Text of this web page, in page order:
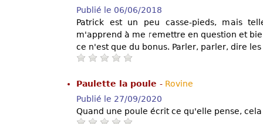
Publié le 06/06/2018
Patrick est un peu casse-pieds, mais
m'apprend à me remettre en question et
ce n'est que du bonus. Parler, parler, dire
Paulette la poule - Rovine
Publié le 27/09/2020
Quand une poule écrit ce qu'elle pense,